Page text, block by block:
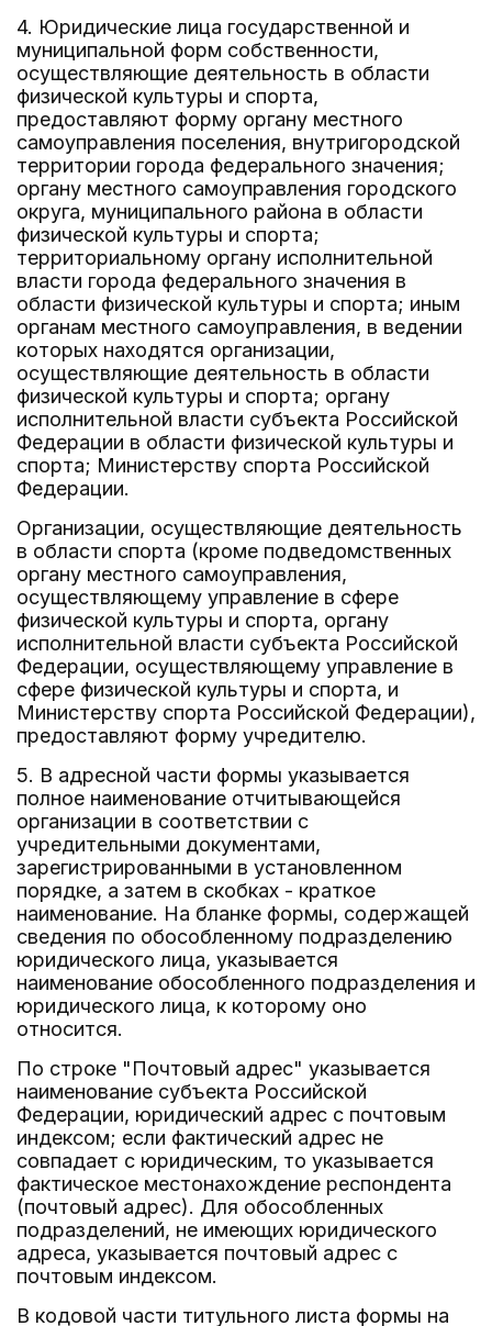
4. Юридические лица государственной и
муниципальной форм собственности,
осуществляющие деятельность в области
физической культуры и спорта,
предоставляют форму органу местного
самоуправления поселения, внутригородской
территории города федерального значения;
органу местного самоуправления городского
округа, муниципального района в области
физической культуры и спорта;
территориальному органу исполнительной
власти города федерального значения в
области физической культуры и спорта; иным
органам местного самоуправления, в ведении
которых находятся организации,
осуществляющие деятельность в области
физической культуры и спорта; органу
исполнительной власти субъекта Российской
Федерации в области физической культуры и
спорта; Министерству спорта Российской
Федерации.
Организации, осуществляющие деятельность
в области спорта (кроме подведомственных
органу местного самоуправления,
осуществляющему управление в сфере
физической культуры и спорта, органу
исполнительной власти субъекта Российской
Федерации, осуществляющему управление в
сфере физической культуры и спорта, и
Министерству спорта Российской Федерации),
предоставляют форму учредителю.
5. В адресной части формы указывается
полное наименование отчитывающейся
организации в соответствии с
учредительными документами,
зарегистрированными в установленном
порядке, а затем в скобках - краткое
наименование. На бланке формы, содержащей
сведения по обособленному подразделению
юридического лица, указывается
наименование обособленного подразделения и
юридического лица, к которому оно
относится.
По строке "Почтовый адрес" указывается
наименование субъекта Российской
Федерации, юридический адрес с почтовым
индексом; если фактический адрес не
совпадает с юридическим, то указывается
фактическое местонахождение респондента
(почтовый адрес). Для обособленных
подразделений, не имеющих юридического
адреса, указывается почтовый адрес с
почтовым индексом.
В кодовой части титульного листа формы на